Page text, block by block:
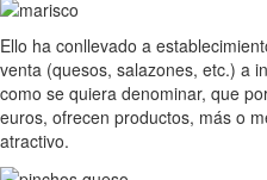
Ello ha conllevado a
venta (quesos, salazones, etc.) a
como se quiera denominar, que
euros, ofrecen productos, más o
atractivo.